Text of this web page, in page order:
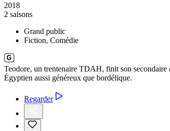
2018
2 saisons
Grand public
Fiction, Comédie
Teodore, un trentenaire TDAH, finit son secondaire
Égyptien aussi généreux que bordélique.
Regarder